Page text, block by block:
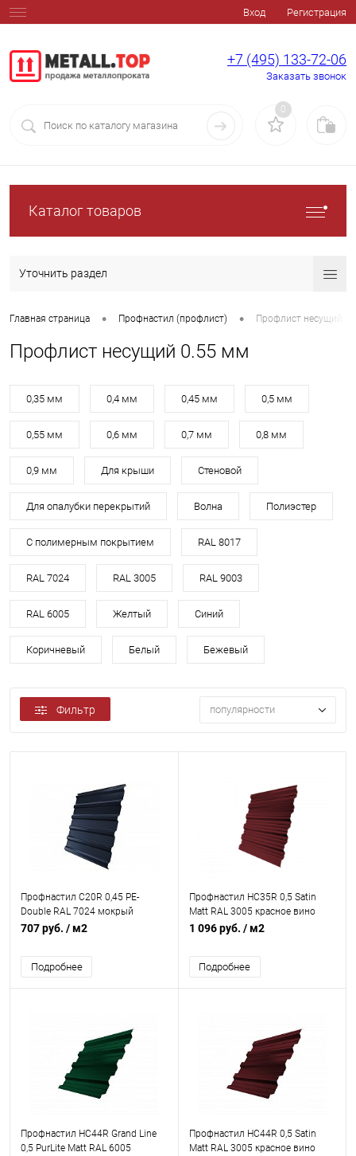
Вход Регистрация
+7 (495) 133-72-06
Заказать звонок
0
Каталог товаров
Уточнить раздел
Главная страница • Профнастил (профлист) • Профлист несущий
Профлист несущий 0.55 мм
0,35 мм 0,4 мм 0,45 мм 0,5 мм
0,55 мм 0,6 мм 0,7 мм 0,8 мм
0,9 мм Для крыши Стеновой
Для опалубки перекрытий Волна Полиэстер
С полимерным покрытием RAL 8017
RAL 7024 RAL 3005 RAL 9003
RAL 6005 Желтый Синий
Коричневый Белый Бежевый
Фильтр популярности
Профнастил С20R 0,45 PE-
Double RAL 7024 мокрый
асфальт
707 руб. / м2
Подробнее
Профнастил НС35R 0,5 Satin
Matt RAL 3005 красное вино
1 096 руб. / м2
Подробнее
Профнастил НС44R Grand Line
0,5 PurLite Matt RAL 6005
Профнастил НС44R 0,5 Satin
Matt RAL 3005 красное вино